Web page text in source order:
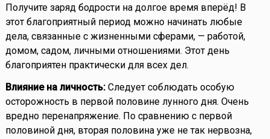
Получите заряд бодрости на долгое время вперёд! В
этот благоприятный период можно начинать любые
дела, связанные с жизненными сферами, — работой,
домом, садом, личными отношениями. Этот день
благоприятен практически для всех дел.
Влияние на личность:Следует соблюдать особую
осторожность в первой половине лунного дня. Очень
вредно перенапряжение. По сравнению с первой
половиной дня, вторая половина уже не так нервозна,